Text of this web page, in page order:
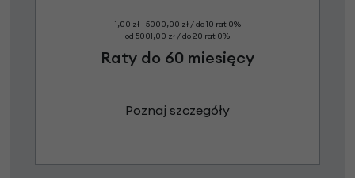
1,00 zł - 5000,00 zł / do 10 rat 0%
od 5001,00 zł / do 20 rat 0%
Raty do 60 miesięcy
Poznaj szczegóły